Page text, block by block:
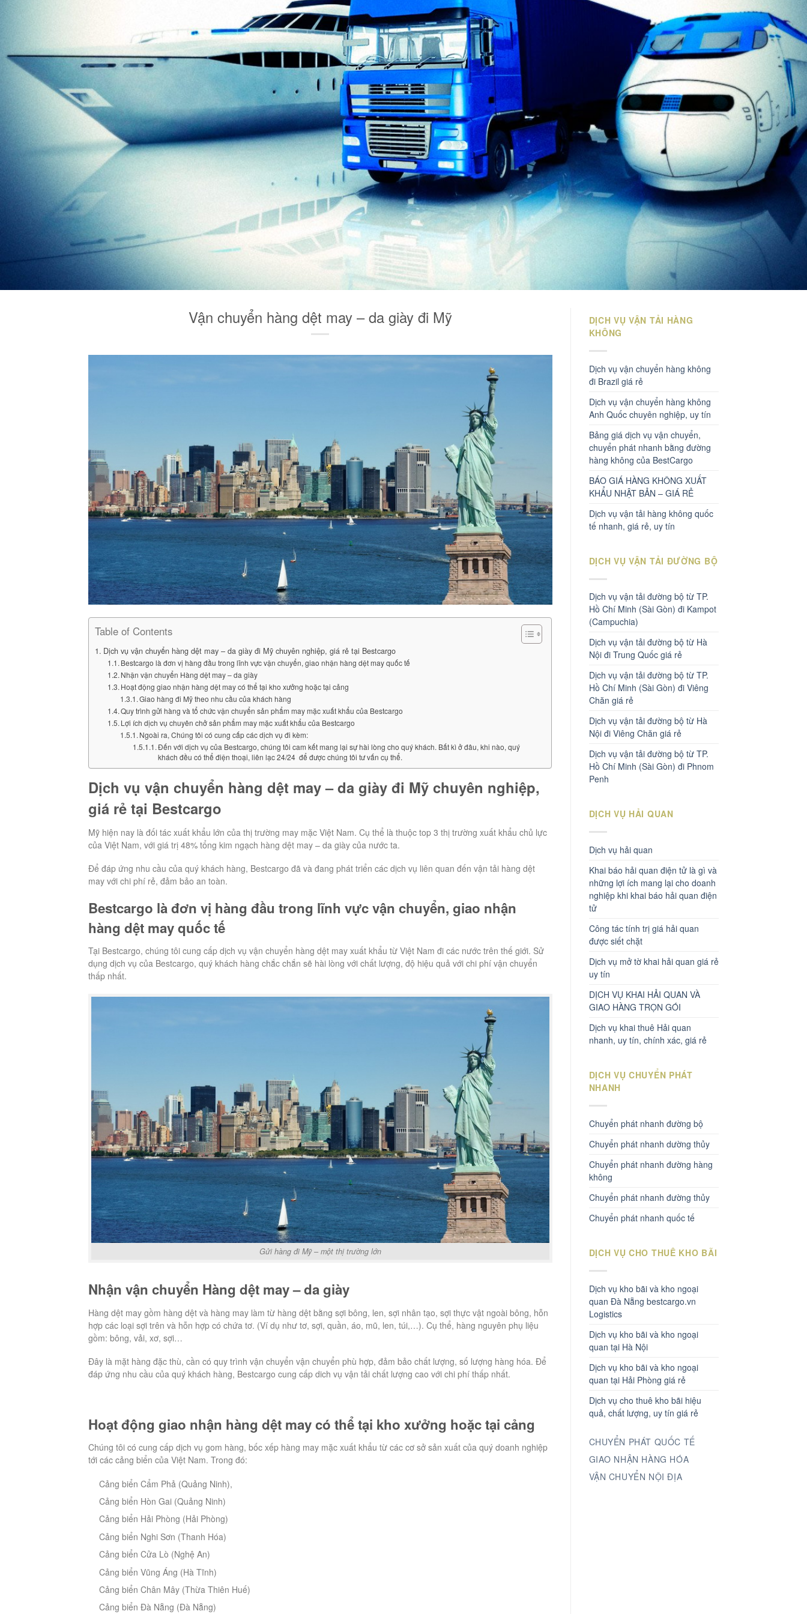
Vận chuyển hàng dệt may – da giày đi Mỹ
Table of Contents
Dịch vụ vận chuyển hàng dệt may – da giày đi Mỹ chuyên nghiệp, giá rẻ tại Bestcargo
Bestcargo là đơn vị hàng đầu trong lĩnh vực vận chuyển, giao nhận hàng dệt may quốc tế
Nhận vận chuyển Hàng dệt may – da giày
Hoạt động giao nhận hàng dệt may có thể tại kho xưởng hoặc tại cảng
Giao hàng đi Mỹ theo nhu cầu của khách hàng
Quy trình gửi hàng và tổ chức vận chuyển sản phẩm may mặc xuất khẩu của Bestcargo
Lợi ích dịch vụ chuyên chở sản phẩm may mặc xuất khẩu của Bestcargo
Ngoài ra, Chúng tôi có cung cấp các dịch vụ đi kèm:
Đến với dịch vụ của Bestcargo, chúng tôi cam kết mang lại sự hài lòng cho quý khách. Bất kì ở đâu, khi nào, quý
khách đều có thể điện thoại, liên lạc 24/24 để được chúng tôi tư vấn cụ thể.
Dịch vụ vận chuyển hàng dệt may – da giày đi Mỹ chuyên nghiệp,
giá rẻ tại Bestcargo
Mỹ hiện nay là đối tác xuất khẩu lớn của thị trường may mặc Việt Nam. Cụ thể là thuộc top 3 thị trường xuất khẩu chủ lực
của Việt Nam, với giá trị 48% tổng kim ngạch hàng dệt may – da giày của nước ta.
Để đáp ứng nhu cầu của quý khách hàng, Bestcargo đã và đang phát triển các dịch vụ liên quan đến vận tải hàng dệt
may với chi phí rẻ, đảm bảo an toàn.
Bestcargo là đơn vị hàng đầu trong lĩnh vực vận chuyển, giao nhận
hàng dệt may quốc tế
Tại Bestcargo, chúng tôi cung cấp dịch vụ vận chuyển hàng dệt may xuất khẩu từ Việt Nam đi các nước trên thế giới. Sử
dụng dịch vụ của Bestcargo, quý khách hàng chắc chắn sẽ hài lòng với chất lượng, độ hiệu quả với chi phí vận chuyển
thấp nhất.
Gửi hàng đi Mỹ – một thị trường lớn
Nhận vận chuyển Hàng dệt may – da giày
Hàng dệt may gồm hàng dệt và hàng may làm từ hàng dệt bằng sợi bông, len, sợi nhân tạo, sợi thực vật ngoài bông, hỗn
hợp các loại sợi trên và hỗn hợp có chứa tơ. (Ví dụ như tơ, sợi, quần, áo, mũ, len, túi,…). Cụ thể, hàng nguyên phụ liệu
gồm: bông, vải, xơ, sợi…
Đây là mặt hàng đặc thù, cần có quy trình vận chuyển vận chuyển phù hợp, đảm bảo chất lượng, số lượng hàng hóa. Để
đáp ứng nhu cầu của quý khách hàng, Bestcargo cung cấp dich vụ vận tải chất lượng cao với chi phí thấp nhất.
Hoạt động giao nhận hàng dệt may có thể tại kho xưởng hoặc tại cảng
Chúng tôi có cung cấp dịch vụ gom hàng, bốc xếp hàng may mặc xuất khẩu từ các cơ sở sản xuất của quý doanh nghiệp
tới các cảng biển của Việt Nam. Trong đó:
Cảng biển Cẩm Phả (Quảng Ninh),
Cảng biển Hòn Gai (Quảng Ninh)
Cảng biển Hải Phòng (Hải Phòng)
Cảng biển Nghi Sơn (Thanh Hóa)
Cảng biển Cửa Lò (Nghệ An)
Cảng biển Vũng Áng (Hà Tĩnh)
Cảng biển Chân Mây (Thừa Thiên Huế)
Cảng biển Đà Nẵng (Đà Nẵng)
DỊCH VỤ VẬN TẢI HÀNG
KHÔNG
Dịch vụ vận chuyển hàng không
đi Brazil giá rẻ
Dịch vụ vận chuyển hàng không
Anh Quốc chuyên nghiệp, uy tín
Bảng giá dịch vụ vận chuyển,
chuyển phát nhanh bằng đường
hàng không của BestCargo
BÁO GIÁ HÀNG KHÔNG XUẤT
KHẨU NHẬT BẢN – GIÁ RẺ
Dịch vụ vận tải hàng không quốc
tế nhanh, giá rẻ, uy tín
DỊCH VỤ VẬN TẢI ĐƯỜNG BỘ
Dịch vụ vận tải đường bộ từ TP.
Hồ Chí Minh (Sài Gòn) đi Kampot
(Campuchia)
Dịch vụ vận tải đường bộ từ Hà
Nội đi Trung Quốc giá rẻ
Dịch vụ vận tải đường bộ từ TP.
Hồ Chí Minh (Sài Gòn) đi Viêng
Chăn giá rẻ
Dịch vụ vận tải đường bộ từ Hà
Nội đi Viêng Chăn giá rẻ
Dịch vụ vận tải đường bộ từ TP.
Hồ Chí Minh (Sài Gòn) đi Phnom
Penh
DỊCH VỤ HẢI QUAN
Dịch vụ hải quan
Khai báo hải quan điện tử là gì và
những lợi ích mang lại cho doanh
nghiệp khi khai báo hải quan điện
tử
Công tác tính trị giá hải quan
được siết chặt
Dịch vụ mở tờ khai hải quan giá rẻ
uy tín
DỊCH VỤ KHAI HẢI QUAN VÀ
GIAO HÀNG TRỌN GÓI
Dịch vụ khai thuê Hải quan
nhanh, uy tín, chính xác, giá rẻ
DỊCH VỤ CHUYỂN PHÁT
NHANH
Chuyển phát nhanh đường bộ
Chuyển phát nhanh dường thủy
Chuyển phát nhanh đường hàng
không
Chuyển phát nhanh đường thủy
Chuyển phát nhanh quốc tế
DỊCH VỤ CHO THUÊ KHO BÃI
Dịch vụ kho bãi và kho ngoại
quan Đà Nẵng bestcargo.vn
Logistics
Dịch vụ kho bãi và kho ngoại
quan tại Hà Nội
Dịch vụ kho bãi và kho ngoại
quan tại Hải Phòng giá rẻ
Dịch vụ cho thuê kho bãi hiệu
quả, chất lượng, uy tín giá rẻ
CHUYỂN PHÁT QUỐC TẾ
GIAO NHẬN HÀNG HÓA
VẬN CHUYỂN NỘI ĐỊA